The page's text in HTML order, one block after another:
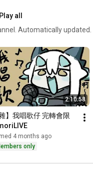
Play all
Automatically updated.
2:10:58
雜】我唱歌仔 完轉會限
4 months ago
only